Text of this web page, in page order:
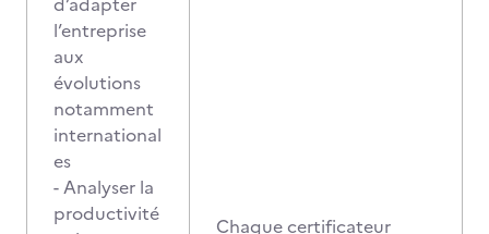
l’entreprise
aux
évolutions
notamment
international
es
- Analyser la
productivité
Chaque certificateur